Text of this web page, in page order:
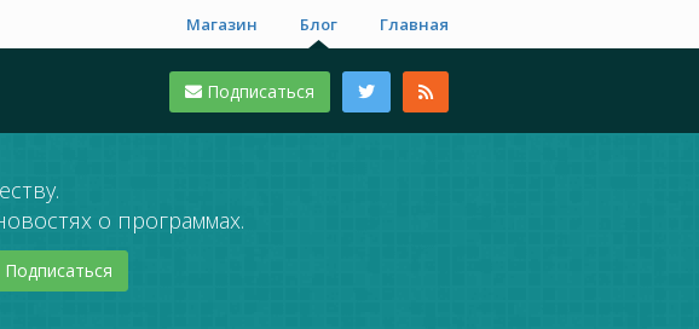
Магазин Блог Главная
Подписаться
о программах.
Подписаться